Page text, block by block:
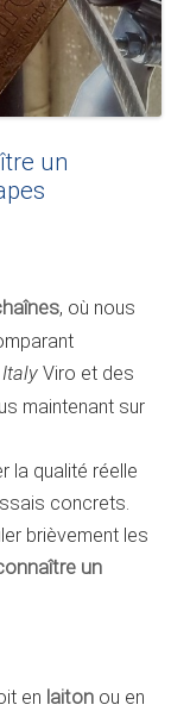
un
, où nous
Viro et des
maintenant sur
la qualité réelle
concrets.
brièvement les
un
en laiton ou en